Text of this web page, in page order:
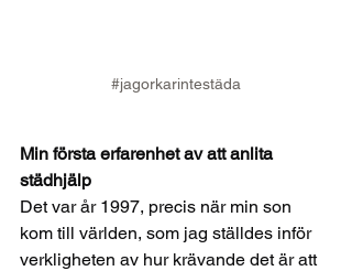
#jagorkarintestäda
Min första erfarenhet av att anlita
städhjälp
Det var år 1997, precis när min son
kom till världen, som jag ställdes inför
verkligheten av hur krävande det är att